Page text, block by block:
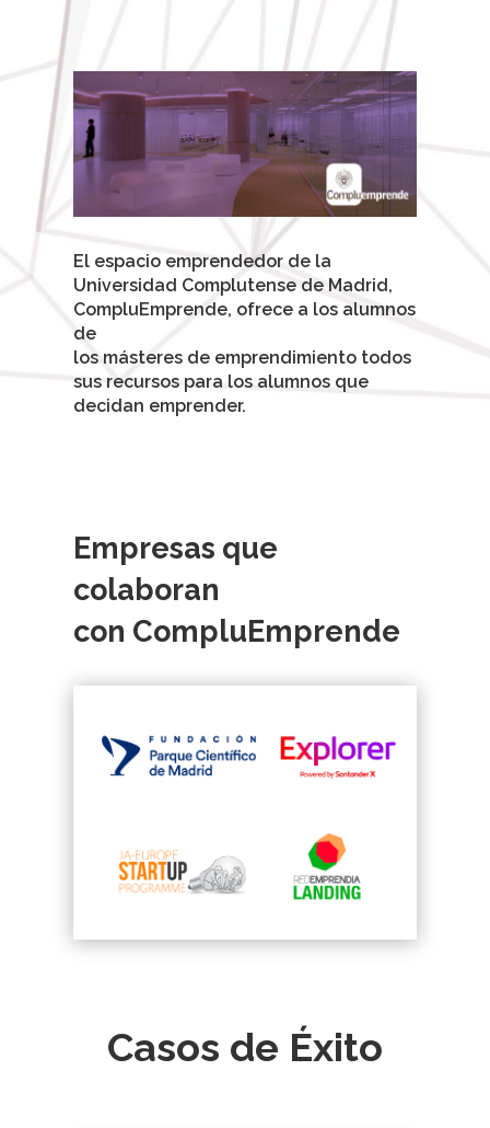
El espacio emprendedor de la
Universidad Complutense de Madrid,
CompluEmprende, ofrece a los alumnos
de
los másteres de emprendimiento todos
sus recursos para los alumnos que
decidan emprender.
Empresas que
colaboran
con CompluEmprende
Casos de Éxito